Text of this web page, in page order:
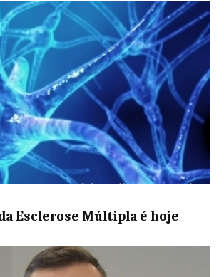
Esclerose Múltipla é hoje